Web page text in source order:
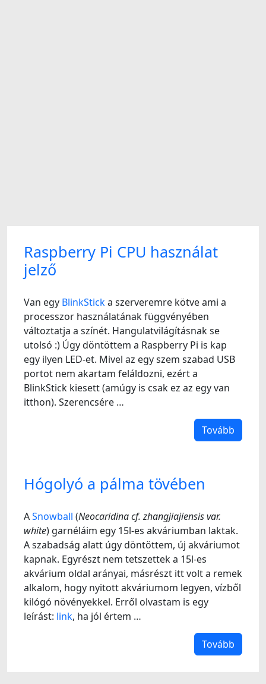
Raspberry Pi CPU használat
jelző
Van egy BlinkSticka szerveremre kötve ami a
processzor használatának függvényében
változtatja a színét. Hangulatvilágításnak se
utolsó :) Úgy döntöttem a Raspberry Pi is kap
egy ilyen LED-et. Mivel az egy szem szabad USB
portot nem akartam feláldozni, ezért a
BlinkStick kiesett (amúgy is csak ez az egy van
itthon). Szerencsére …
Tovább
Hógolyó a pálma tövében
ASnowball (Neocaridina cf. zhangjiajiensis var.
white) garnéláim egy 15l-es akváriumban laktak.
A szabadság alatt úgy döntöttem, új akváriumot
kapnak. Egyrészt nem tetszettek a 15l-es
akvárium oldal arányai, másrészt itt volt a remek
alkalom, hogy nyitott akváriumom legyen, vízből
kilógó növényekkel. Erről olvastam is egy
leírást: link, ha jól értem …
Tovább